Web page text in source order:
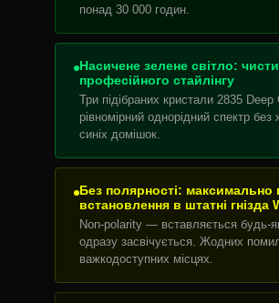
понад 30 000 годин.
Насичене зелене світло:
професійного стайлінгу
Три підібраних кристали 2835
рівномірний однорідний спектр без
синіх домішок.
Без полярності: максимально
встановлення в штатні гнізда
Non-polarity — вставляється будь-
одразу засвічується. Жодних
важкодоступних місцях.